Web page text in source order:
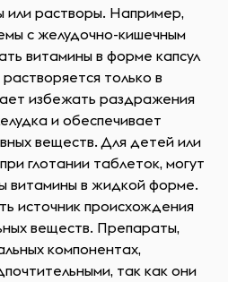
или растворы. Например,
с желудочно-кишечным
витамины в форме капсул
только в
избежать раздражения
и обеспечивает
веществ. Для детей или
глотании таблеток, могут
витамины в жидкой форме.
источник происхождения
веществ. Препараты,
компонентах,
так как они